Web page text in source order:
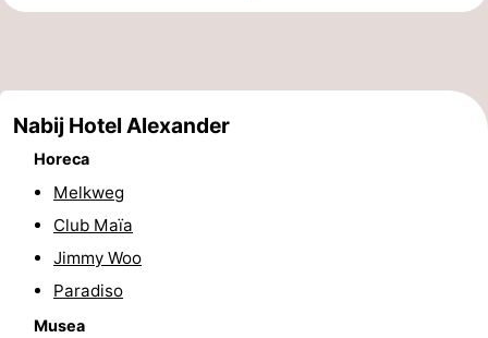
doen
-
Monumenten
-
Kerken
Uitkijkpunten
Attracties
Nabij Hotel Alexander
Horeca
Melkweg
Club Maïa
Jimmy Woo
Paradiso
Musea